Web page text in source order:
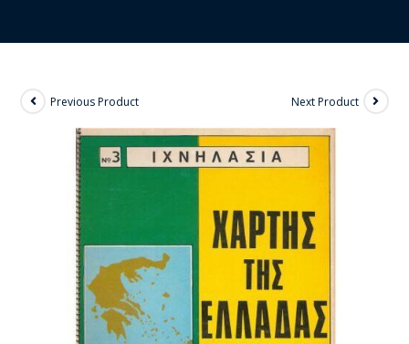
Previous Product Next Product